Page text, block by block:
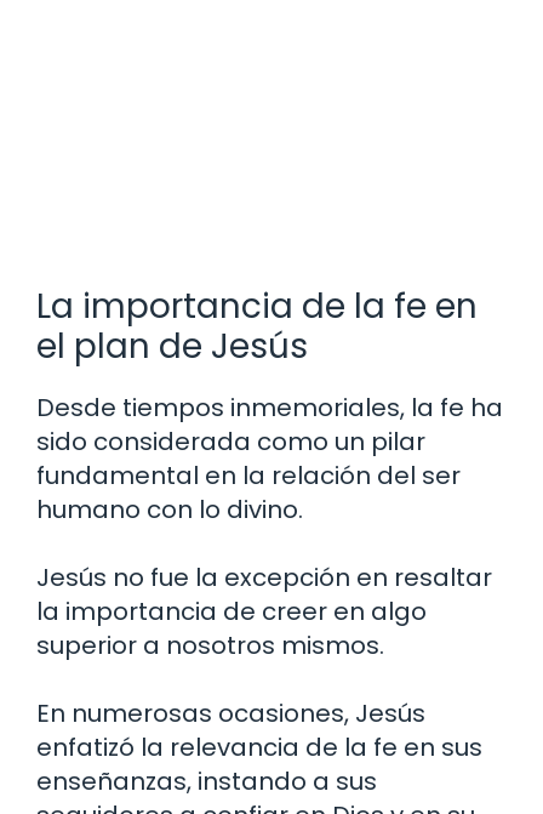
La importancia de la fe en
el plan de Jesús
Desde tiempos inmemoriales, la fe ha
sido considerada como un pilar
fundamental en la relación del ser
humano con lo divino.
Jesús no fue la excepción en resaltar
la importancia de creer en algo
superior a nosotros mismos.
En numerosas ocasiones, Jesús
enfatizó la relevancia de la fe en sus
enseñanzas, instando a sus